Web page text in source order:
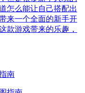
怎么能让自己搭配出
来一个全面的新手开
款游戏带来的乐趣，
南